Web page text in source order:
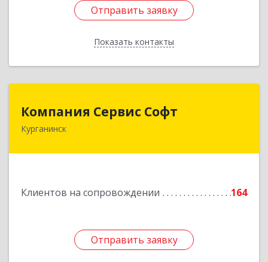
Отправить заявку
Показать контакты
Отправить заявку
Назад
Компания Сервис Софт
Курганинск
Клиентов на сопровождении 164
Отправить заявку
Компания Сервис Софт
352430, Краснодарский край, Курганинск г,
Отправить заявку